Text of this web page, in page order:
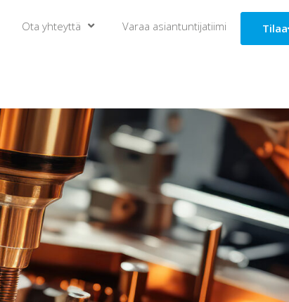
Ota yhteyttä Varaa asiantuntijatiimi Tilaa